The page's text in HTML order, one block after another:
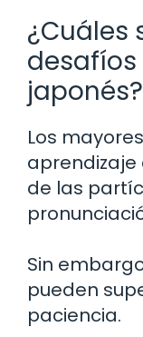
¿Cuáles
japonés?
Los
aprendizaje
de las
Sin
pueden
paciencia.